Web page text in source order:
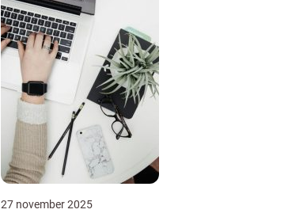
27 november 2025